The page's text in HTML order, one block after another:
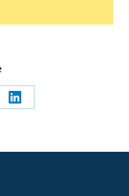
Share
LinkedIn